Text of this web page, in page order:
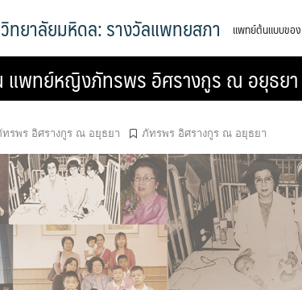
ยาลัยมหิดล: รางวัลแพทยสภา แพทย์ต้นแบบขอ
แพทย์หญิงภัทรพร อิศรางกูร ณ อยุธยา
รพร อิศรางกูร ณ อยุธยา ภัทรพร อิศรางกูร ณ อยุธยา